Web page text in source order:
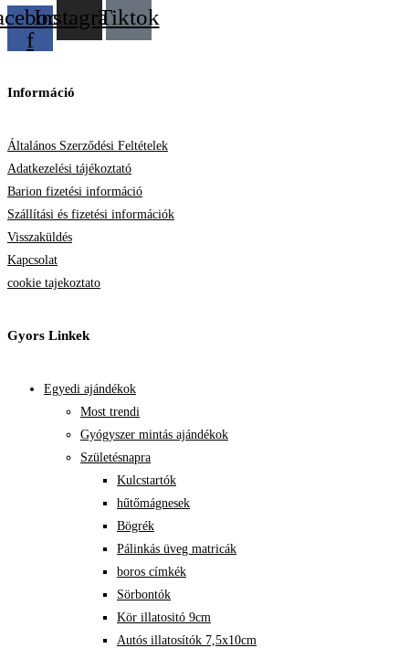
f
InstagramTiktok
Információ
Általános Szerződési Feltételek
Adatkezelési tájékoztató
Barion fizetési információ
Szállítási és fizetési információk
Visszaküldés
Kapcsolat
cookie tajekoztato
Gyors Linkek
Egyedi ajándékok
Most trendi
Gyógyszer mintás ajándékok
Születésnapra
Kulcstartók
hűtőmágnesek
Bögrék
Pálinkás üveg matricák
boros címkék
Sörbontók
Kör illatositó 9cm
Autós illatosítók 7,5x10cm